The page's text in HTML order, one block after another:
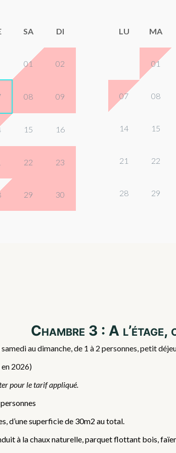
SA DI
01 02
08 09
15 16
22 23
29 30
LU MA
01
07 08
14 15
21 22
28 29
Chambre 3 : A l’étage,
samedi au dimanche, de 1 à 2 personnes, petit
2026)
pour le tarif appliqué.
d’une superficie de 30m2 au total.
à la chaux naturelle, parquet flottant bois,